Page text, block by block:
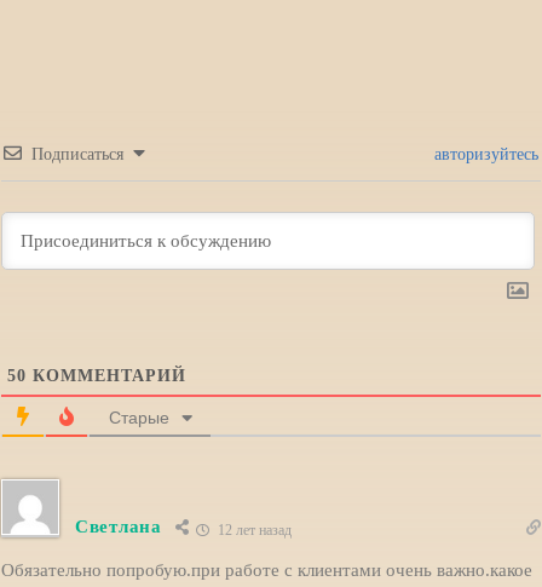
Подписаться авторизуйтесь
50 КОММЕНТАРИЙ
Старые
Светлана 12 лет назад
Обязательно попробую.при работе с клиентами очень важно.какое